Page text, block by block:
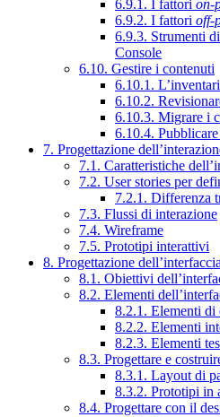
6.9.1. I fattori on-
6.9.2. I fattori off-
6.9.3. Strumenti
Console
6.10. Gestire i contenuti
6.10.1.
6.10.2.
6.10.3. Migrare i
6.10.4.
7. Progettazione
7.1. Caratteristiche
7.2. User stories per
7.2.1. Differenza
7.3. Flussi di interazione
7.4. Wireframe
7.5. Prototipi interattivi
8. Progettazione dell’interfaccia
8.1. Obiettivi
8.2. Elementi
8.2.1. Elementi di
8.2.2. Elementi
8.2.3. Elementi
8.3. Progettare e
8.3.1. Layout di
8.3.2. Prototipi in
8.4. Progettare con il